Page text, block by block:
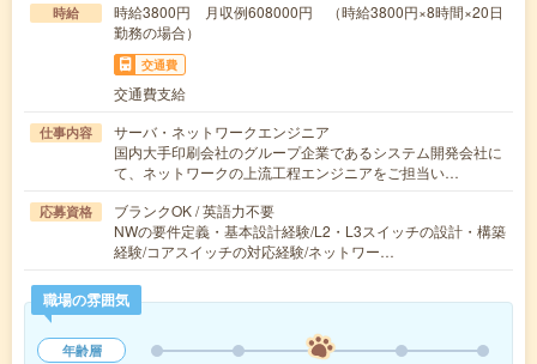
時給
時給3800円 月収例608000円 （時給3800円×8時間×20日
勤務の場合）
交通費
交通費支給
仕事内容
サーバ・ネットワークエンジニア
国内大手印刷会社のグループ企業であるシステム開発会社に
て、ネットワークの上流工程エンジニアをご担当い…
応募資格
ブランクOK / 英語力不要
NWの要件定義・基本設計経験/L2・L3スイッチの設計・構築
経験/コアスイッチの対応経験/ネットワー…
職場の雰囲気
年齢層